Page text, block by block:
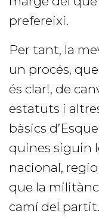
prefereixi.
Per tant, la
un procés,
és clar!, de
estatuts i
bàsics
quines siguin
nacional,
que la
camí del partit.